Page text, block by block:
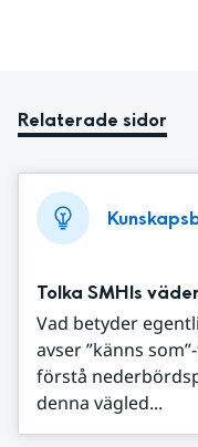
Relaterade sidor
Tolka SMHIs
Vad betyder
avser ”känns
förstå
denna vägled...